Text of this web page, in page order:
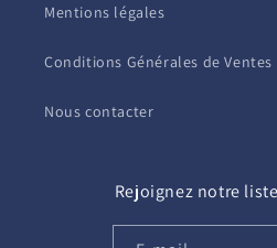
Mentions légales
Conditions Générales de Ventes
Nous contacter
Rejoignez notre